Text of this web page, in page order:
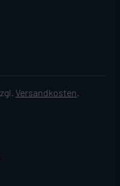
Versandkosten.